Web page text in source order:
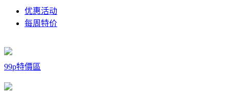
优惠活动
每周特价
99p特價區